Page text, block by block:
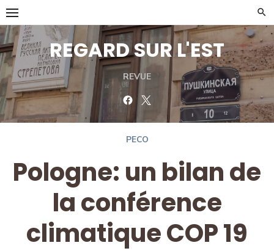
Skip
to
content
REGARD SUR L'EST
REVUE
FacebookTwitter
PECO
Pologne: un bilan de
la conférence
climatique COP 19